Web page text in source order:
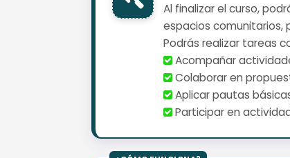
Al finalizar el curso,
espacios comunitarios,
Podrás realizar tareas
Acompañar
Colaborar en
Aplicar pautas
Participar en